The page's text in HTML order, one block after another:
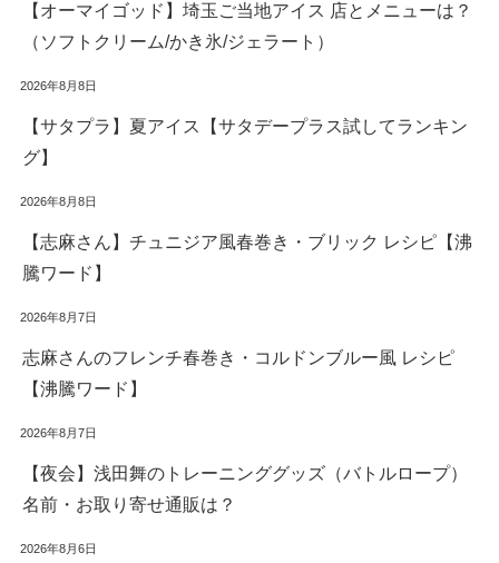
【オーマイゴッド】埼玉ご当地アイス 店とメニューは？
（ソフトクリーム/かき氷/ジェラート）
2026年8月8日
【サタプラ】夏アイス【サタデープラス試してランキン
グ】
2026年8月8日
【志麻さん】チュニジア風春巻き・ブリック レシピ【沸
騰ワード】
2026年8月7日
志麻さんのフレンチ春巻き・コルドンブルー風 レシピ
【沸騰ワード】
2026年8月7日
【夜会】浅田舞のトレーニンググッズ（バトルロープ）
名前・お取り寄せ通販は？
2026年8月6日